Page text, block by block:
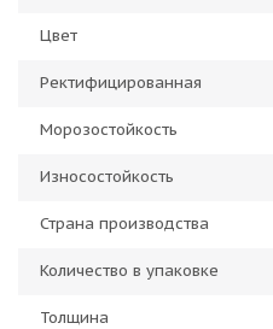
Цвет
Ректифицированная
Морозостойкость
Износостойкость
Страна производства
Количество в упаковке
Толщина